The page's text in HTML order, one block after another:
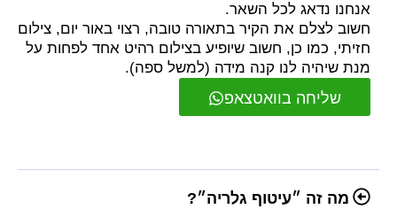
שליחה בוואטצאפ
אנחנו נדאג לכל השאר.
חשוב לצלם את הקיר בתאורה טובה, רצוי באור יום, צילום
חזיתי, כמו כן, חשוב שיופיע בצילום רהיט אחד לפחות על
מנת שיהיה לנו קנה מידה (למשל ספה).
מה זה ״עיטוף גלריה״?